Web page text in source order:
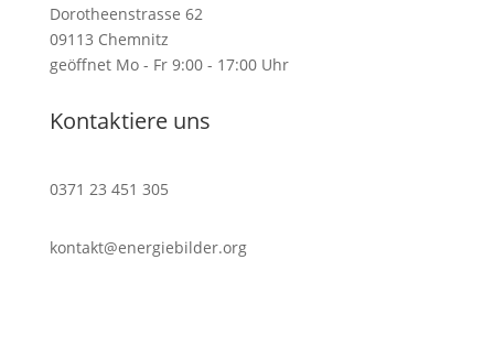
Dorotheenstrasse 62
09113 Chemnitz
geöffnet Mo - Fr 9:00 - 17:00 Uhr
Kontaktiere uns
0371 23 451 305
kontakt@energiebilder.org